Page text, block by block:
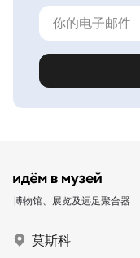
博物馆、展览及远足聚合器
莫斯科